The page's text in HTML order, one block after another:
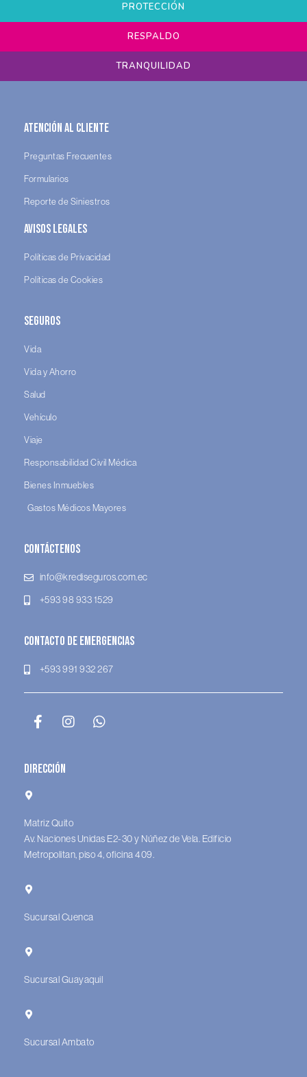
PROTECCIÓN
RESPALDO
TRANQUILIDAD
Atención al Cliente
Preguntas Frecuentes
Formularios
Reporte de Siniestros
Avisos legales
Políticas de Privacidad
Políticas de Cookies
Seguros
Vida
Vida y Ahorro
Salud
Vehículo
Viaje
Responsabilidad Civil Médica
Bienes Inmuebles
Gastos Médicos Mayores
Contáctenos
info@krediseguros.com.ec
+593 98 933 1529
Contacto de Emergencias
+593 991 932 267
Dirección
Matriz Quito
Av. Naciones Unidas E2-30 y Núñez de Vela. Edificio
Metropolitan, piso 4, oficina 409.
Sucursal Cuenca
Sucursal Guayaquil
Sucursal Ambato